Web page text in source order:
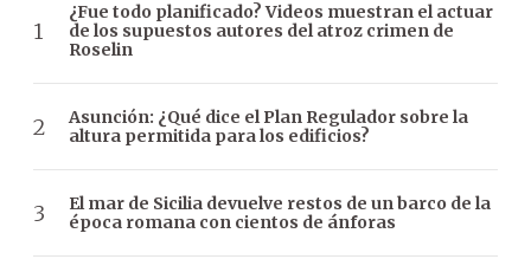
¿Fue todo planificado? Videos muestran el actuar
de los supuestos autores del atroz crimen de
Roselin
Asunción: ¿Qué dice el Plan Regulador sobre la
altura permitida para los edificios?
El mar de Sicilia devuelve restos de un barco de la
época romana con cientos de ánforas